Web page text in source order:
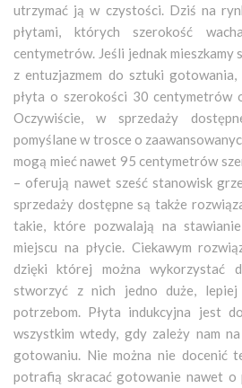
utrzymać ją w czystości. Dziś na
płytami, których szerokość
centymetrów. Jeśli jednak mieszkamy
z entuzjazmem do sztuki
płyta o szerokości 30 centymetrów
Oczywiście, w sprzedaży
pomyślane w trosce o
mogą mieć nawet 95 centymetrów
– oferują nawet sześć stanowisk
sprzedaży dostępne są także
takie, które pozwalają na
miejscu na płycie. Ciekawym
dzięki której można wykorzystać
stworzyć z nich jedno duże, lepiej
potrzebom. Płyta indukcyjna jest
wszystkim wtedy, gdy zależy nam
gotowaniu. Nie można nie docenić
potrafią skracać gotowanie nawet o